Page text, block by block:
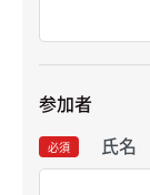
参加者
必須 氏名